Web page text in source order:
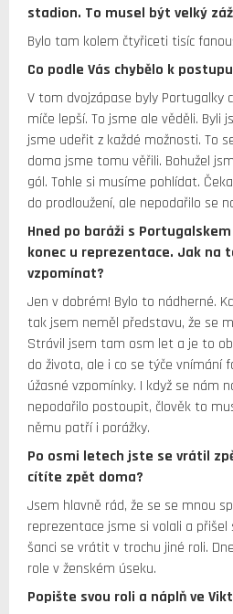
stadion. To musel být velký
Bylo tam kolem čtyřiceti tisíc
Co podle Vás chybělo k
V tom dvojzápase byly Portugalky
míče lepší. To jsme ale věděli. Byli
jsme udeřit z každé možnosti. To
doma jsme tomu věřili. Bohužel
gól. Tohle si musíme pohlídat.
do prodloužení, ale nepodařilo se
Hned po baráži s
konec u reprezentace. Jak na
vzpomínat?
Jen v dobrém! Bylo to nádherné.
tak jsem neměl představu, že se
Strávil jsem tam osm let a je to
do života, ale i co se týče vnímání
úžasné vzpomínky. I když se nám
nepodařilo postoupit, člověk to
němu patří i porážky.
Po osmi letech jste se vrátil
cítíte zpět doma?
Jsem hlavně rád, že se se mnou
reprezentace jsme si volali a
šanci se vrátit v trochu jiné roli.
role v ženském úseku.
Popište svou roli a náplň ve